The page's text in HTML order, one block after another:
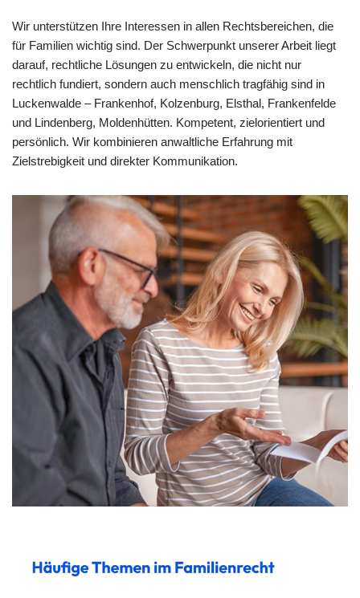
Wir unterstützen Ihre Interessen in allen Rechtsbereichen, die
für Familien wichtig sind. Der Schwerpunkt unserer Arbeit liegt
darauf, rechtliche Lösungen zu entwickeln, die nicht nur
rechtlich fundiert, sondern auch menschlich tragfähig sind in
Luckenwalde – Frankenhof, Kolzenburg, Elsthal, Frankenfelde
und Lindenberg, Moldenhütten. Kompetent, zielorientiert und
persönlich. Wir kombinieren anwaltliche Erfahrung mit
Zielstrebigkeit und direkter Kommunikation.